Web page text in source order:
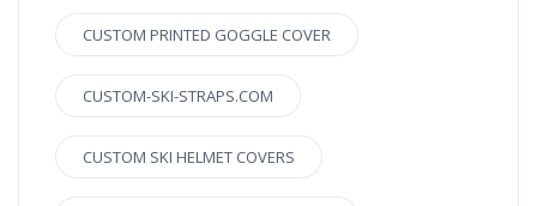
CUSTOM PRINTED GOGGLE COVER
CUSTOM-SKI-STRAPS.COM
CUSTOM SKI HELMET COVERS